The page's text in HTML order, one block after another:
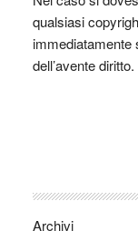
qualsiasi
immediatamente
dell’avente diritto.
Archivi